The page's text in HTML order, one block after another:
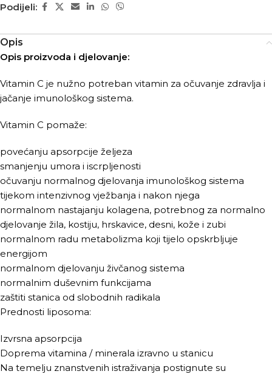
Podijeli:
Opis
Opis proizvoda i djelovanje:
Vitamin C je nužno potreban vitamin za očuvanje zdravlja i
jačanje imunološkog sistema.
Vitamin C pomaže:
povećanju apsorpcije željeza
smanjenju umora i iscrpljenosti
očuvanju normalnog djelovanja imunološkog sistema
tijekom intenzivnog vježbanja i nakon njega
normalnom nastajanju kolagena, potrebnog za normalno
djelovanje žila, kostiju, hrskavice, desni, kože i zubi
normalnom radu metabolizma koji tijelo opskrbljuje
energijom
normalnom djelovanju živčanog sistema
normalnim duševnim funkcijama
zaštiti stanica od slobodnih radikala
Prednosti liposoma:
Izvrsna apsorpcija
Doprema vitamina / minerala izravno u stanicu
Na temelju znanstvenih istraživanja postignute su